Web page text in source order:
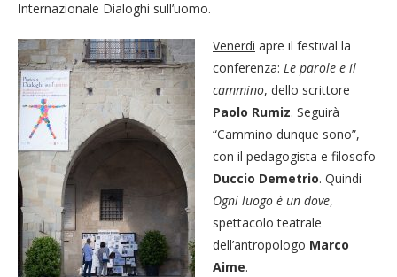
Internazionale Dialoghi sull’uomo.
Venerdì apre il festival la
conferenza: Le parole e il
cammino, dello scrittore
Paolo Rumiz. Seguirà
“Cammino dunque sono”,
con il pedagogista e filosofo
Duccio Demetrio. Quindi
Ogni luogo è un dove,
spettacolo teatrale
dell’antropologo Marco
Aime.